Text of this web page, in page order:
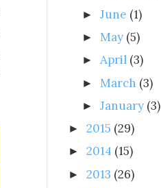
►June (1)
►May (5)
►April (3)
► March (3)
►January (3)
► 2015 (29)
► 2014 (15)
► 2013 (26)